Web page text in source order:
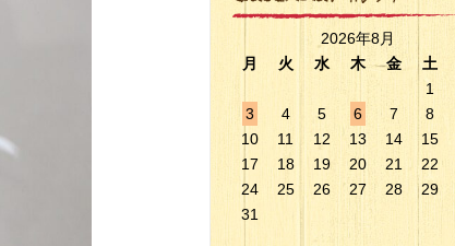
2026年8月
月
火 水 木 金 土
1
3
4 5 6 7 8
10
11 12 13 14 15
17
18 19 20 21 22
24
25 26 27 28 29
31